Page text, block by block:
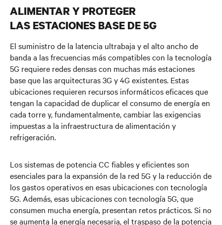
El 5G en la red de acceso
Implantando el 5G en el Core
Ver El Vídeo
Contacta con nosotros
ALIMENTAR Y PROTEGER
LAS ESTACIONES BASE DE 5G
El suministro de la latencia ultrabaja y el alto ancho de
banda a las frecuencias más compatibles con la tecnología
5G requiere redes densas con muchas más estaciones
base que las arquitecturas 3G y 4G existentes. Estas
ubicaciones requieren recursos informáticos eficaces que
tengan la capacidad de duplicar el consumo de energía en
cada torre y, fundamentalmente, cambiar las exigencias
impuestas a la infraestructura de alimentación y
refrigeración.
Los sistemas de potencia CC fiables y eficientes son
esenciales para la expansión de la red 5G y la reducción de
los gastos operativos en esas ubicaciones con tecnología
5G. Además, esas ubicaciones con tecnología 5G, que
consumen mucha energía, presentan retos prácticos. Si no
se aumenta la energía necesaria, el traspaso de la potencia